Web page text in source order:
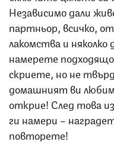
Независимо дали
партньор, всичко,
лакомства и
намерете
скриете, но не
домашният ви
открие! След това
ги намери –
повторете!